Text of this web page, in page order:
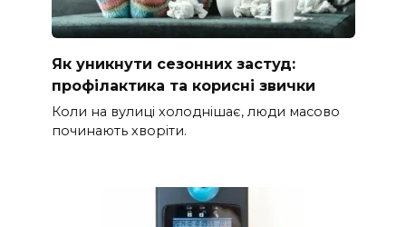
Як уникнути сезонних застуд:
профілактика та корисні звички
Коли на вулиці холоднішає, люди масово
починають хворіти.